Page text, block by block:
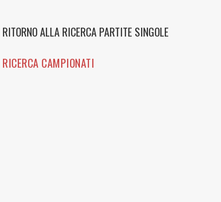
RITORNO ALLA RICERCA PARTITE SINGOLE
RICERCA CAMPIONATI